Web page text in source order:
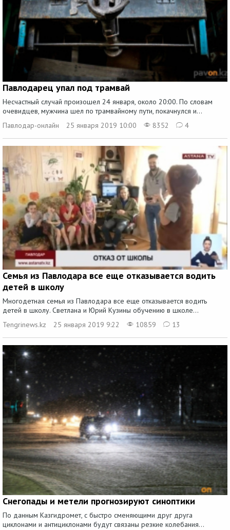
Павлодарец упал под трамвай
Несчастный случай произошел 24 января, около 20:00. По словам
очевидцев, мужчина шел по трамвайному пути, покачнулся и...
Павлодар-онлайн
25 января 2019 10:00 8352 4
Семья из Павлодара все еще отказывается водить
детей в школу
Многодетная семья из Павлодара все еще отказывается водить
детей в школу. Светлана и Юрий Кузины обучению в школе...
Tengrinews.kz
25 января 2019 9:22 10859 13
Снегопады и метели прогнозируют синоптики
По данным Казгидромет, с быстро сменяющими друг друга
циклонами и антициклонами будут связаны резкие колебания...